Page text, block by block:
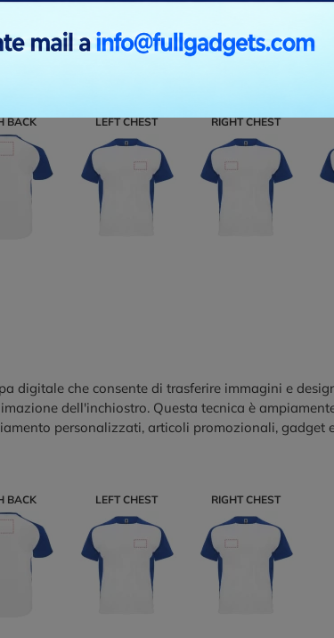
BACK LEFT CHEST RIGHT CHEST
digitale che consente di trasferire immagini e
dell'inchiostro. Questa tecnica è
personalizzati, articoli promozionali, gadget
BACK LEFT CHEST RIGHT CHEST